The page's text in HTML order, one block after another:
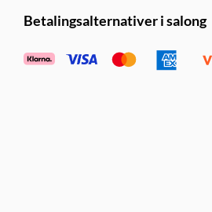
Betalingsalternativer i salong